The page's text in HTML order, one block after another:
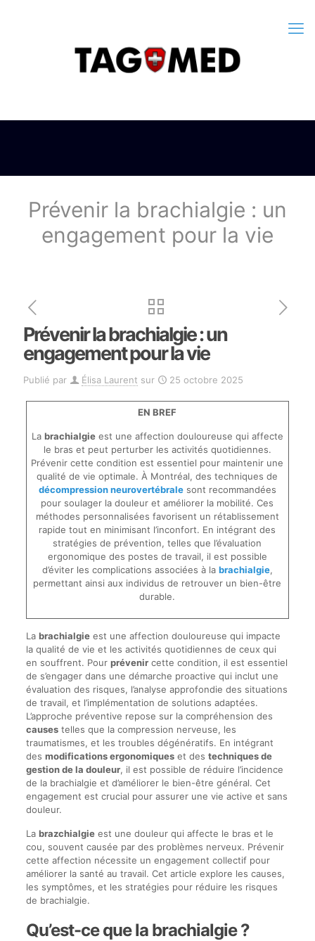
Prévenir la brachialgie : un
engagement pour la vie
Prévenir la brachialgie : un
engagement pour la vie
Publié par Élisa Laurent sur 25 octobre 2025
EN BREF
La brachialgieest une affection douloureuse qui affecte
le bras et peut perturber les activités quotidiennes.
Prévenir cette condition est essentiel pour maintenir une
qualité de vie optimale. À Montréal, des techniques de
décompression neurovertébralesont recommandées
pour soulager la douleur et améliorer la mobilité. Ces
méthodes personnalisées favorisent un rétablissement
rapide tout en minimisant l’inconfort. En intégrant des
stratégies de prévention, telles que l’évaluation
ergonomique des postes de travail, il est possible
d’éviter les complications associées à la brachialgie,
permettant ainsi aux individus de retrouver un bien-être
durable.
La brachialgieest une affection douloureuse qui impacte
la qualité de vie et les activités quotidiennes de ceux qui
en souffrent. Pour prévenircette condition, il est essentiel
de s’engager dans une démarche proactive qui inclut une
évaluation des risques, l’analyse approfondie des situations
de travail, et l’implémentation de solutions adaptées.
L’approche préventive repose sur la compréhension des
causestelles que la compression nerveuse, les
traumatismes, et les troubles dégénératifs. En intégrant
des modifications ergonomiqueset des techniques de
gestion de la douleur, il est possible de réduire l’incidence
de la brachialgie et d’améliorer le bien-être général. Cet
engagement est crucial pour assurer une vie active et sans
douleur.
La brazchialgieest une douleur qui affecte le bras et le
cou, souvent causée par des problèmes nerveux. Prévenir
cette affection nécessite un engagement collectif pour
améliorer la santé au travail. Cet article explore les causes,
les symptômes, et les stratégies pour réduire les risques
de brachialgie.
Qu’est-ce que la brachialgie ?